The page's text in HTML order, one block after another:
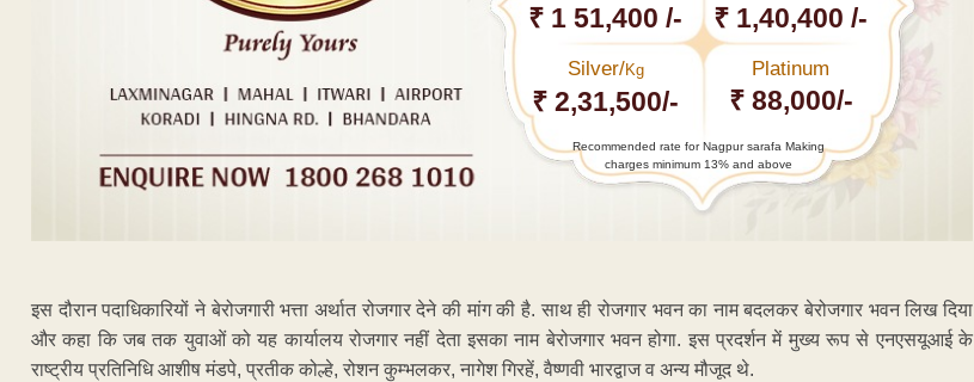
₹ 1 51,400 /- ₹ 1,40,400 /-
Silver/Kg
₹ 2,31,500/-
Platinum
₹ 88,000/-
Recommended rate for Nagpur sarafa Making
charges minimum 13% and above
इस दौरान पदाधिकारियों ने बेरोजगारी भत्ता अर्थात रोजगार देने की मांग की है. साथ ही रोजगार भवन का नाम बदलकर बेरोजगार भवन लिख दिया
और कहा कि जब तक युवाओं को यह कार्यालय रोजगार नहीं देता इसका नाम बेरोजगार भवन होगा. इस प्रदर्शन में मुख्य रूप से एनएसयूआई के
राष्ट्रीय प्रतिनिधि आशीष मंडपे, प्रतीक कोल्हे, रोशन कुम्भलकर, नागेश गिरहें, वैष्णवी भारद्वाज व अन्य मौजूद थे.